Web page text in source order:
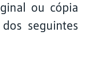
ou cópia
seguintes